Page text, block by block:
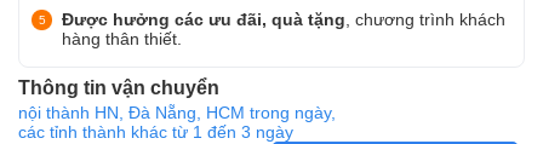
Được hưởng các ưu đãi, quà tặng, chương trình khách
hàng thân thiết.
Thông tin vận chuyển
nội thành HN, Đà Nẵng, HCM trong ngày,
các tỉnh thành khác từ 1 đến 3 ngày